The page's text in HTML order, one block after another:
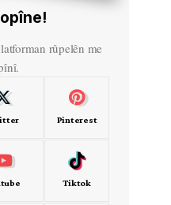
rûpelên me
Pinterest
Tiktok